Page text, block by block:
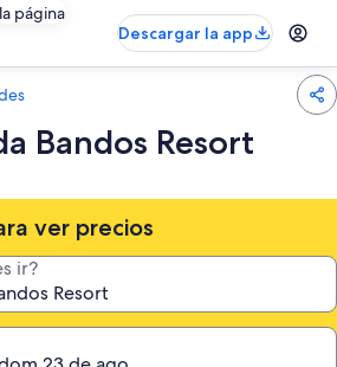
página
Descargar la app
Bandos Resort
ver precios
ir?